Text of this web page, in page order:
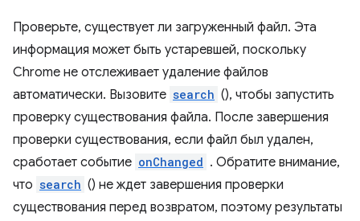
Проверьте, существует ли загруженный файл. Эта
информация может быть устаревшей, поскольку
Chrome не отслеживает удаление файлов
автоматически. Вызовите search (), чтобы запустить
проверку существования файла. После завершения
проверки существования, если файл был удален,
сработает событие onChanged . Обратите внимание,
что search () не ждет завершения проверки
существования перед возвратом, поэтому результаты